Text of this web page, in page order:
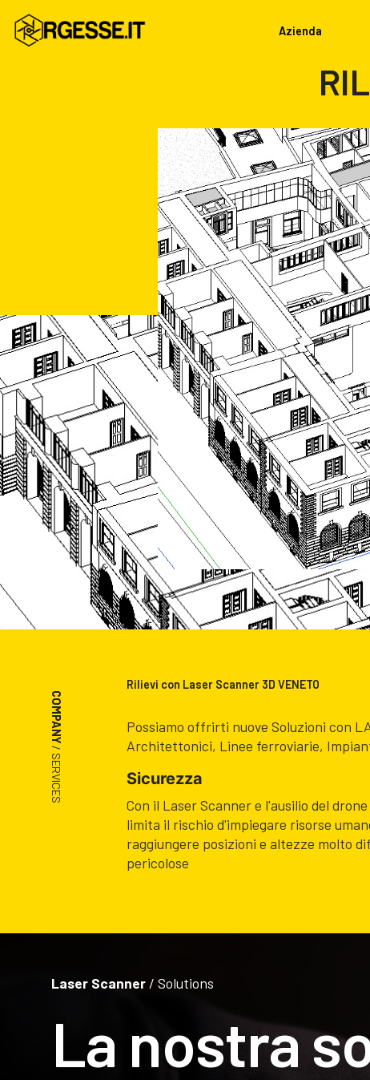
Azienda
COMPANY
/ SERVICES
Rilievi con Laser Scanner 3D VENETO
Possiamo offrirti nuove Soluzioni con
Architettonici, Linee ferroviarie,
Sicurezza
Con il Laser Scanner e l'ausilio del drone
limita il rischio d'impiegare risorse
raggiungere posizioni e altezze molto
pericolose
Laser Scanner / Solutions
La nostra